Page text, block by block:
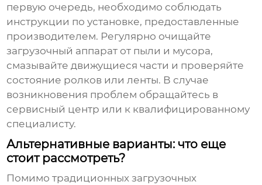
первую очередь, необходимо соблюдать
инструкции по установке, предоставленные
производителем. Регулярно очищайте
загрузочный аппарат от пыли и мусора,
смазывайте движущиеся части и проверяйте
состояние ролков или ленты. В случае
возникновения проблем обращайтесь в
сервисный центр или к квалифицированному
специалисту.
Альтернативные варианты: что еще
стоит рассмотреть?
Помимо традиционныхзагрузочных